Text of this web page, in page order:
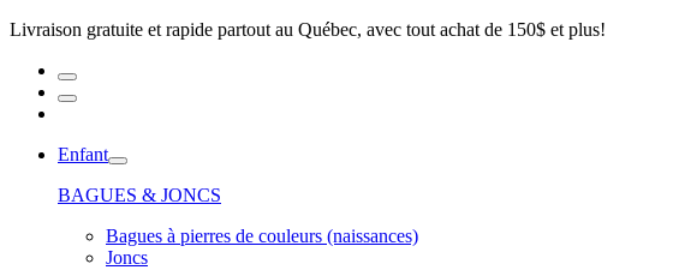
Livraison gratuite et rapide partout au Québec, avec tout achat de 150$ et plus!
Enfant
BAGUES & JONCS
Bagues à pierres de couleurs (naissances)
Joncs